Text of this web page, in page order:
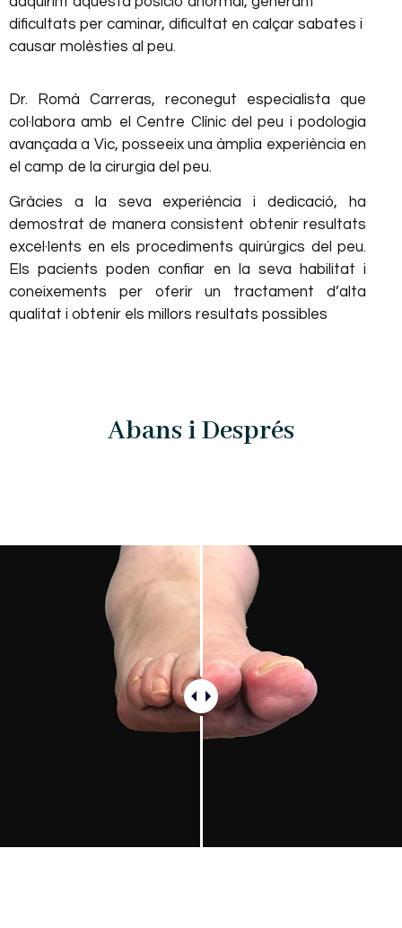
dificultats per caminar, dificultat en calçar sabates i
causar molèsties al peu.
Dr. Romà Carreras, reconegut especialista que
col·labora amb el Centre Clínic del peu i podologia
avançada a Vic, posseeix una àmplia experiència en
el camp de la cirurgia del peu.
Gràcies a la seva experiència i dedicació, ha
demostrat de manera consistent obtenir resultats
excel·lents en els procediments quirúrgics del peu.
Els pacients poden confiar en la seva habilitat i
coneixements per oferir un tractament d’alta
qualitat i obtenir els millors resultats possibles
Abans i Després